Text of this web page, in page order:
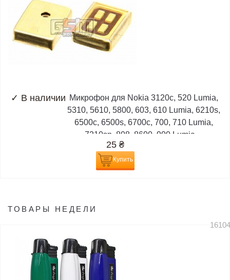
✓ В наличии Микрофон для Nokia 3120c, 520 Lumia,
5310, 5610, 5800, 603, 610 Lumia, 6210s,
6500c, 6500s, 6700c, 700, 710 Lumia,
7210sn, 808, 8600, 900 Lumia,...
25 ₴
Купить
ТОВАРЫ НЕДЕЛИ